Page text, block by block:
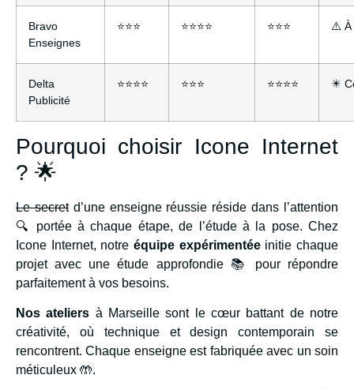
Bravo
Enseignes
⭐⭐⭐ ⭐⭐⭐⭐ ⭐⭐⭐ ⚠️ À
Delta
Publicité
⭐⭐⭐⭐ ⭐⭐⭐ ⭐⭐⭐⭐ ✴️
Pourquoi choisir Icone Internet
? 🌟
Le secretd’une enseigne réussie réside dans l’attention
🔍 portée à chaque étape, de l’étude à la pose. Chez
Icone Internet, notre équipe expérimentéeinitie chaque
projet avec une étude approfondie 📚 pour répondre
parfaitement à vos besoins.
Nos ateliers à Marseille sont le cœur battant de notre
créativité, où technique et design contemporain se
rencontrent. Chaque enseigne est fabriquée avec un soin
méticuleux 🤲.